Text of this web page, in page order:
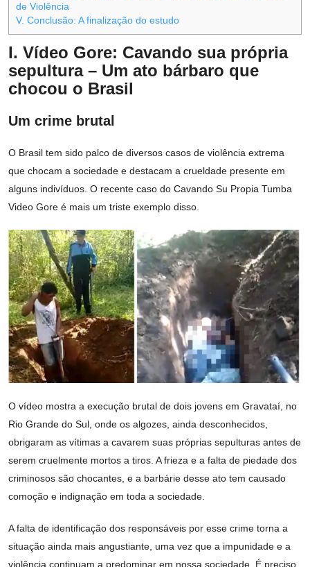
de Violência
V. Conclusão: A finalização do estudo
I. Vídeo Gore: Cavando sua própria
sepultura – Um ato bárbaro que
chocou o Brasil
Um crime brutal
O Brasil tem sido palco de diversos casos de violência extrema
que chocam a sociedade e destacam a crueldade presente em
alguns indivíduos. O recente caso do Cavando Su Propia Tumba
Video Gore é mais um triste exemplo disso.
O vídeo mostra a execução brutal de dois jovens em Gravataí, no
Rio Grande do Sul, onde os algozes, ainda desconhecidos,
obrigaram as vítimas a cavarem suas próprias sepulturas antes de
serem cruelmente mortos a tiros. A frieza e a falta de piedade dos
criminosos são chocantes, e a barbárie desse ato tem causado
comoção e indignação em toda a sociedade.
A falta de identificação dos responsáveis por esse crime torna a
situação ainda mais angustiante, uma vez que a impunidade e a
violência continuam a predominar em nossa sociedade. É preciso